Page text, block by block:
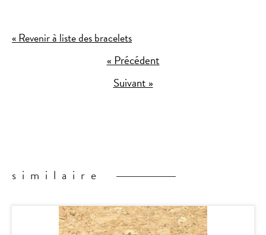
« Revenir à liste des bracelets
« Précédent
Suivant »
similaire